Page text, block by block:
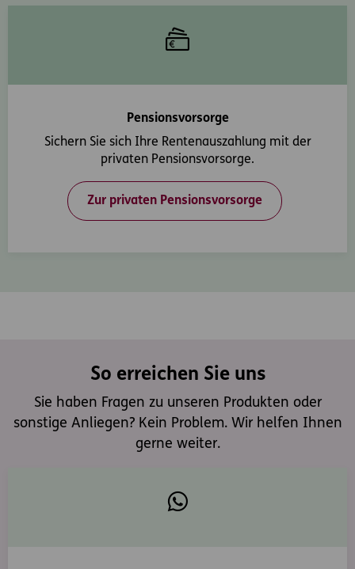
Pensionsvorsorge
Sichern Sie sich Ihre Rentenauszahlung mit der
privaten Pensionsvorsorge.
Zur privaten Pensionsvorsorge
So erreichen Sie uns
Sie haben Fragen zu unseren Produkten oder
sonstige Anliegen? Kein Problem. Wir helfen Ihnen
gerne weiter.